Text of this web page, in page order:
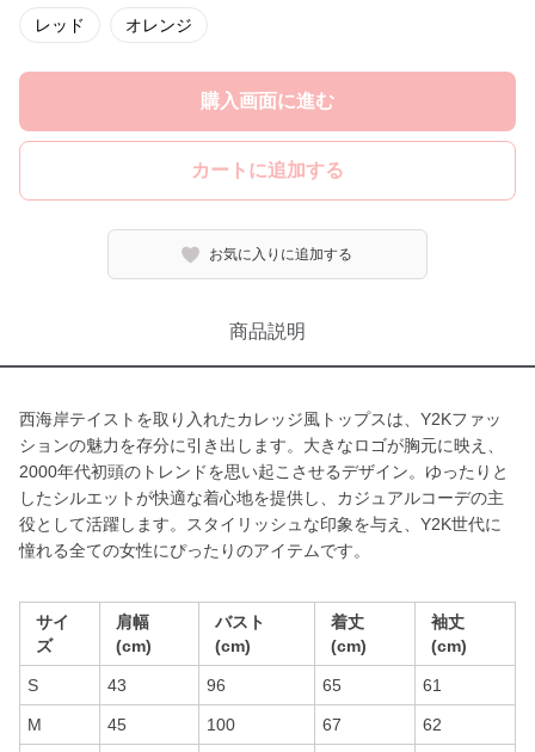
レッド オレンジ
購入画面に進む
カートに追加する
お気に入りに追加する
商品説明
西海岸テイストを取り入れたカレッジ風トップスは、Y2Kファッ
ションの魅力を存分に引き出します。大きなロゴが胸元に映え、
2000年代初頭のトレンドを思い起こさせるデザイン。ゆったりと
したシルエットが快適な着心地を提供し、カジュアルコーデの主
役として活躍します。スタイリッシュな印象を与え、Y2K世代に
憧れる全ての女性にぴったりのアイテムです。
サイ
ズ
肩幅
(cm)
バスト
(cm)
着丈
(cm)
袖丈
(cm)
S 43 96 65 61
M 45 100 67 62